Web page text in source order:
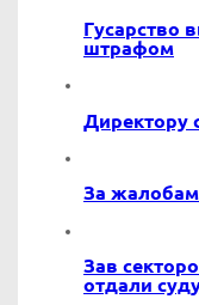
Гусарство
штрафом
Директору
За
Зав
отдали